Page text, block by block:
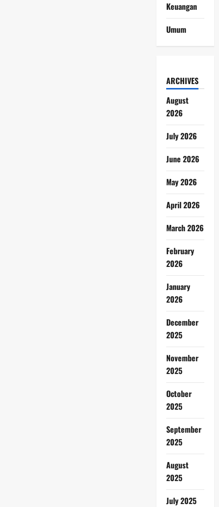
Keuangan
Umum
ARCHIVES
August
2026
July 2026
June 2026
May 2026
April 2026
March 2026
February
2026
January
2026
December
2025
November
2025
October
2025
September
2025
August
2025
July 2025